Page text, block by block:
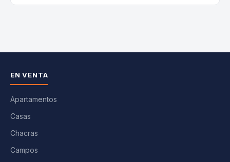
EN VENTA
Apartamentos
Casas
Chacras
Campos